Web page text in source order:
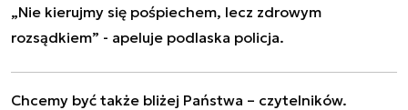
„Nie kierujmy się pośpiechem, lecz zdrowym
rozsądkiem” - apeluje podlaska policja.
Chcemy być także bliżej Państwa – czytelników.